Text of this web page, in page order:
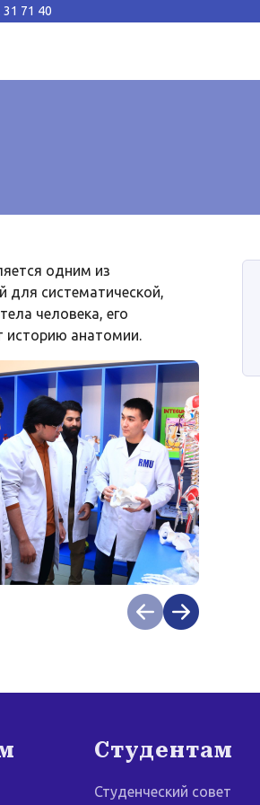
31 71 40
одним из
для систематической,
человека, его
историю анатомии.
Студентам
Студенческий совет